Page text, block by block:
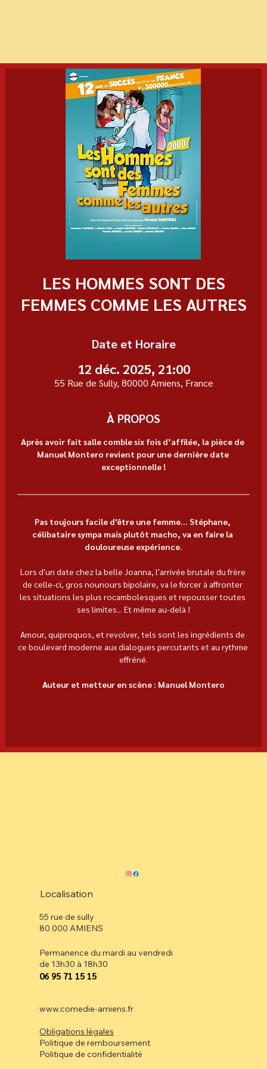
LES HOMMES SONT DES
FEMMES COMME LES AUTRES
Date et Horaire
12 déc. 2025, 21:00
55 Rue de Sully, 80000 Amiens, France
À PROPOS
Après avoir fait salle comble six fois d’affilée, la pièce de
Manuel Montero revient pour une dernière date
exceptionnelle !
Pas toujours facile d'être une femme... Stéphane,
célibataire sympa mais plutôt macho, va en faire la
douloureuse expérience.
Lors d'un date chez la belle Joanna, l'arrivée brutale du frère
de celle-ci, gros nounours bipolaire, va le forcer à affronter
les situations les plus rocambolesques et repousser toutes
ses limites... Et même au-delà !
Amour, quiproquos, et revolver, tels sont les ingrédients de
ce boulevard moderne aux dialogues percutants et au rythme
effréné.
Auteur et metteur en scène : Manuel Montero
Localisation
55 rue de sully
80 000 AMIENS
Permanence du mardi au vendredi
de 13h30 à 18h30
⁠06 95 71 15 15
www.comedie-amiens.fr
Obligations légales
Politique de remboursement
Politique de confidentialité